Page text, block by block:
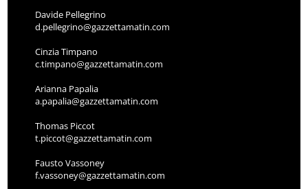
Davide Pellegrino
d.pellegrino@gazzettamatin.com
Cinzia Timpano
c.timpano@gazzettamatin.com
Arianna Papalia
a.papalia@gazzettamatin.com
Thomas Piccot
t.piccot@gazzettamatin.com
Fausto Vassoney
f.vassoney@gazzettamatin.com